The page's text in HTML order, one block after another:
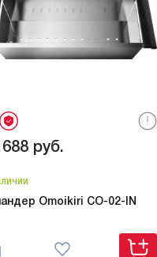
руб.
Omoikiri CO-02-IN